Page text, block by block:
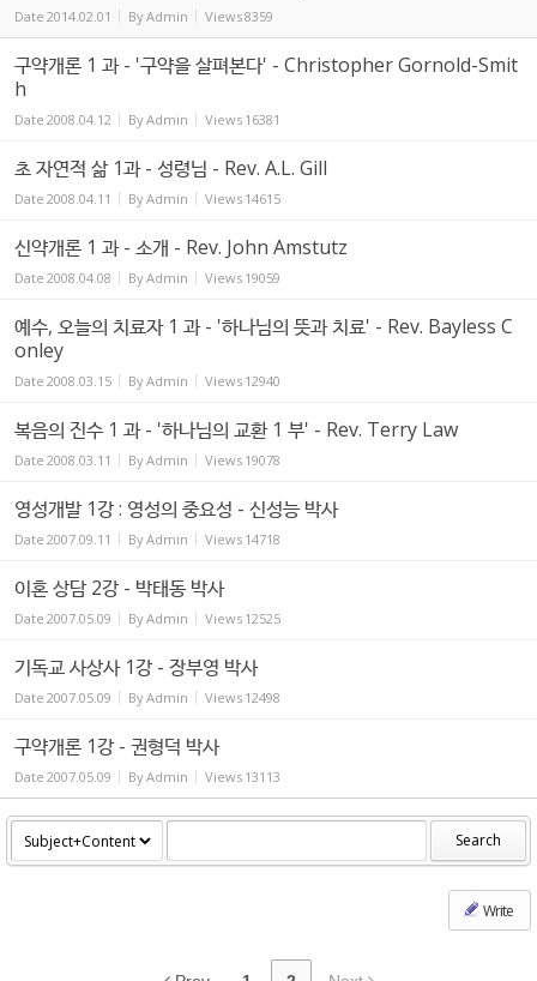
Date 2014.02.01 ByAdmin Views8359
구약개론 1 과 - '구약을 살펴본다' - Christopher Gornold-Smit
h
Date 2008.04.12 ByAdmin Views 16381
초 자연적 삶 1과 - 성령님 - Rev. A.L. Gill
Date 2008.04.11 ByAdmin Views 14615
신약개론 1 과 - 소개 - Rev. John Amstutz
Date 2008.04.08 ByAdmin Views 19059
예수, 오늘의 치료자 1 과 - '하나님의 뜻과 치료' - Rev. Bayless C
onley
Date 2008.03.15 ByAdmin Views 12940
복음의 진수 1 과 - '하나님의 교환 1 부' - Rev. Terry Law
Date 2008.03.11 ByAdmin Views 19078
영성개발 1강 : 영성의 중요성 - 신성능 박사
Date 2007.09.11 ByAdmin Views 14718
이혼 상담 2강 - 박태동 박사
Date 2007.05.09 ByAdmin Views 12525
기독교 사상사 1강 - 장부영 박사
Date 2007.05.09 ByAdmin Views 12498
구약개론 1강 - 권형덕 박사
Date 2007.05.09 ByAdmin Views 13113
Search
Write